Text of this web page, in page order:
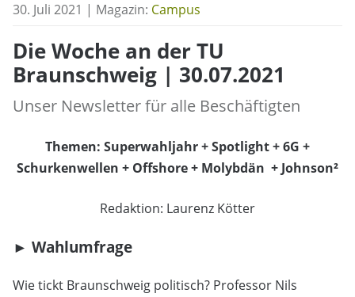
30. Juli 2021 | Magazin: Campus
Die Woche an der TU
Braunschweig | 30.07.2021
Unser Newsletter für alle Beschäftigten
Themen: Superwahljahr + Spotlight + 6G +
Schurkenwellen + Offshore + Molybdän + Johnson²
Redaktion: Laurenz Kötter
► Wahlumfrage
Wie tickt Braunschweig politisch? Professor Nils